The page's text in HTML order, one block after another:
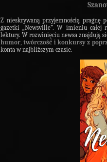
Z nieskrywaną przyjemnością pragnę
gazetki „Newsville”. W imieniu całej
lektury. W rozwinięciu newsa znajdują
humor,twórczość ikonkursy z
konta w najbliższym czasie.